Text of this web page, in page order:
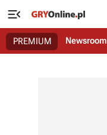

PREMIUM Newsroom